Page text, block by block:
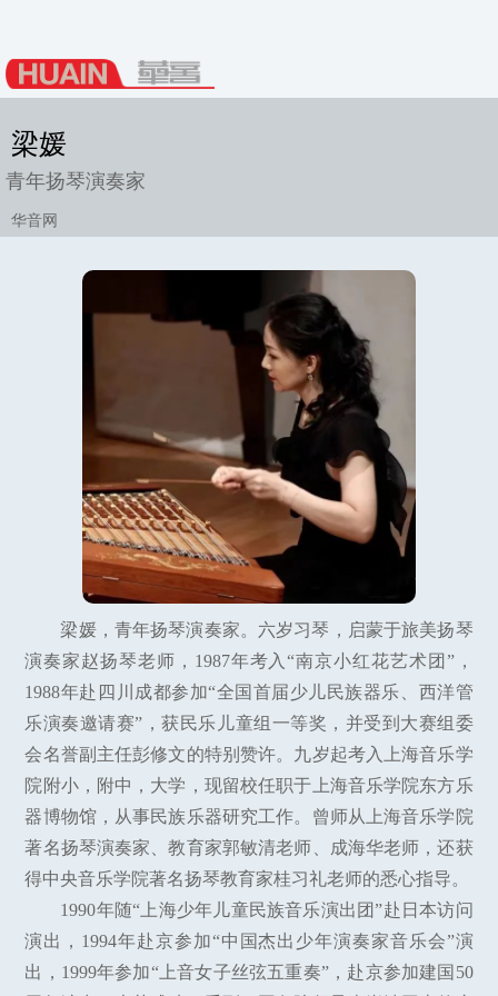
梁媛
青年扬琴演奏家
华音网
梁媛，青年扬琴演奏家。六岁习琴，启蒙于旅美扬琴
演奏家赵扬琴老师，1987年考入“南京小红花艺术团”，
1988年赴四川成都参加“全国首届少儿民族器乐、西洋管
乐演奏邀请赛”，获民乐儿童组一等奖，并受到大赛组委
会名誉副主任彭修文的特别赞许。九岁起考入上海音乐学
院附小，附中，大学，现留校任职于上海音乐学院东方乐
器博物馆，从事民族乐器研究工作。曾师从上海音乐学院
著名扬琴演奏家、教育家郭敏清老师、成海华老师，还获
得中央音乐学院著名扬琴教育家桂习礼老师的悉心指导。
1990年随“上海少年儿童民族音乐演出团”赴日本访问
演出，1994年赴京参加“中国杰出少年演奏家音乐会”演
出，1999年参加“上音女子丝弦五重奏”，赴京参加建国50